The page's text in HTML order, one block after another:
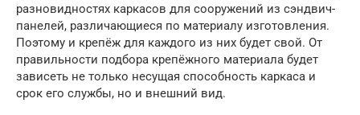
разновидностях каркасов для сооружений из сэндвич-
панелей, различающиеся по материалу изготовления.
Поэтому и крепёж для каждого из них будет свой. От
правильности подбора крепёжного материала будет
зависеть не только несущая способность каркаса и
срок его службы, но и внешний вид.